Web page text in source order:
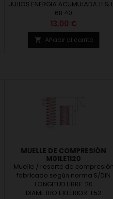
JULIOS ENERGIA ACUMULADA L1 &
68.40
Precio
13,00 €
 Añadir al carrito
MUELLE DE COMPRESIÓN
M01LE1120
Muelle / resorte de compresión
fabricado según norma S/DIN
2095. Ofrecemos
muelles/resortes bajo medidas
LONGITUD LIBRE: 20
DIAMETRO EXTERIOR: 1.52